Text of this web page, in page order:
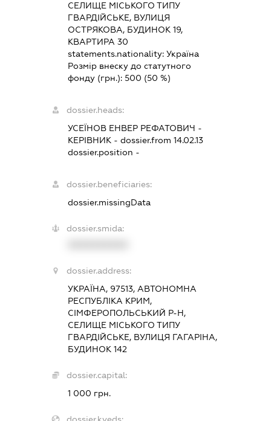
СЕЛИЩЕ МІСЬКОГО ТИПУ
ГВАРДІЙСЬКЕ, ВУЛИЦЯ
ОСТРЯКОВА, БУДИНОК 19,
КВАРТИРА 30
statements.nationality: Україна
Розмір внеску до статутного
фонду (грн.): 500 (50 %)
dossier.heads:
УСЕЇНОВ ЕНВЕР РЕФАТОВИЧ -
КЕРІВНИК- dossier.from 14.02.13
dossier.position -
dossier.beneficiaries:
dossier.missingData
dossier.smida:
dossier.address:
УКРАЇНА, 97513, АВТОНОМНА
РЕСПУБЛІКА КРИМ,
СІМФЕРОПОЛЬСЬКИЙ Р-Н,
СЕЛИЩЕ МІСЬКОГО ТИПУ
ГВАРДІЙСЬКЕ, ВУЛИЦЯ ГАГАРІНА,
БУДИНОК 142
dossier.capital:
1 000 грн.